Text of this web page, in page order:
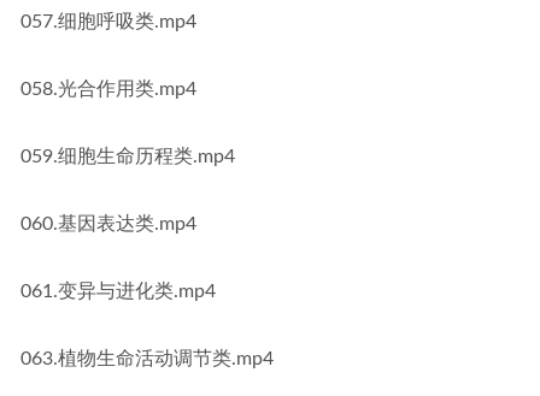
057.细胞呼吸类.mp4
058.光合作用类.mp4
059.细胞生命历程类.mp4
060.基因表达类.mp4
061.变异与进化类.mp4
063.植物生命活动调节类.mp4